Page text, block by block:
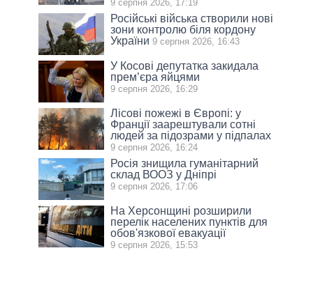
9 серпня 2026, 17:19
Російські війська створили нові
зони контролю біля кордону
України 9 серпня 2026, 16:43
У Косові депутатка закидала
прем’єра яйцями
9 серпня 2026, 16:29
Лісові пожежі в Європі: у
Франції заарештували сотні
людей за підозрами у підпалах
9 серпня 2026, 16:24
Росія знищила гуманітарний
склад ВООЗ у Дніпрі
9 серпня 2026, 17:06
На Херсонщині розширили
перелік населених пунктів для
обов'язкової евакуації
9 серпня 2026, 15:53